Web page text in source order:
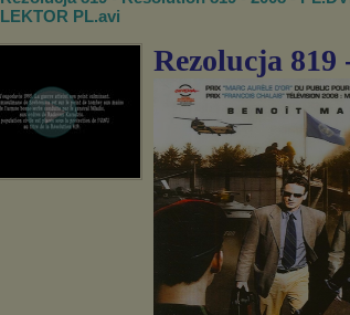
LEKTOR PL.avi
Rezolucja 819